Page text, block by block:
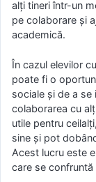
alți tineri într-un
pe colaborare și
academică.
În cazul elevilor
poate fi o
sociale și de a se
colaborarea cu
utile pentru
sine și pot
Acest lucru este
care se confruntă